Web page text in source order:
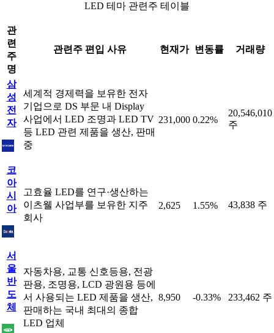
LED 테마 관련주 테이블
관
련
주
명
관련주 편입 사유 현재가 변동률 거래량
삼
성
전
자
세계적 경제력을 보유한 전자
기업으로 DS 부문 내 Display
사업에서 LED 조명과 LED TV
등 LED 관련 제품을 생산, 판매
중
231,000 0.22%
20,546,010
주
코
아
시
아
고효율 LED를 연구·생산하는
이츠웰 사업부를 보유한 지주
회사
2,625 1.55% 43,838 주
서
울
반
도
체
자동차용, 교통 신호등용, 전광
판용, 조명용, LCD 광원용 등에
서 사용되는 LED 제품을 생산,
판매하는 국내 최대의 종합
LED 업체
8,950 -0.33% 233,462 주